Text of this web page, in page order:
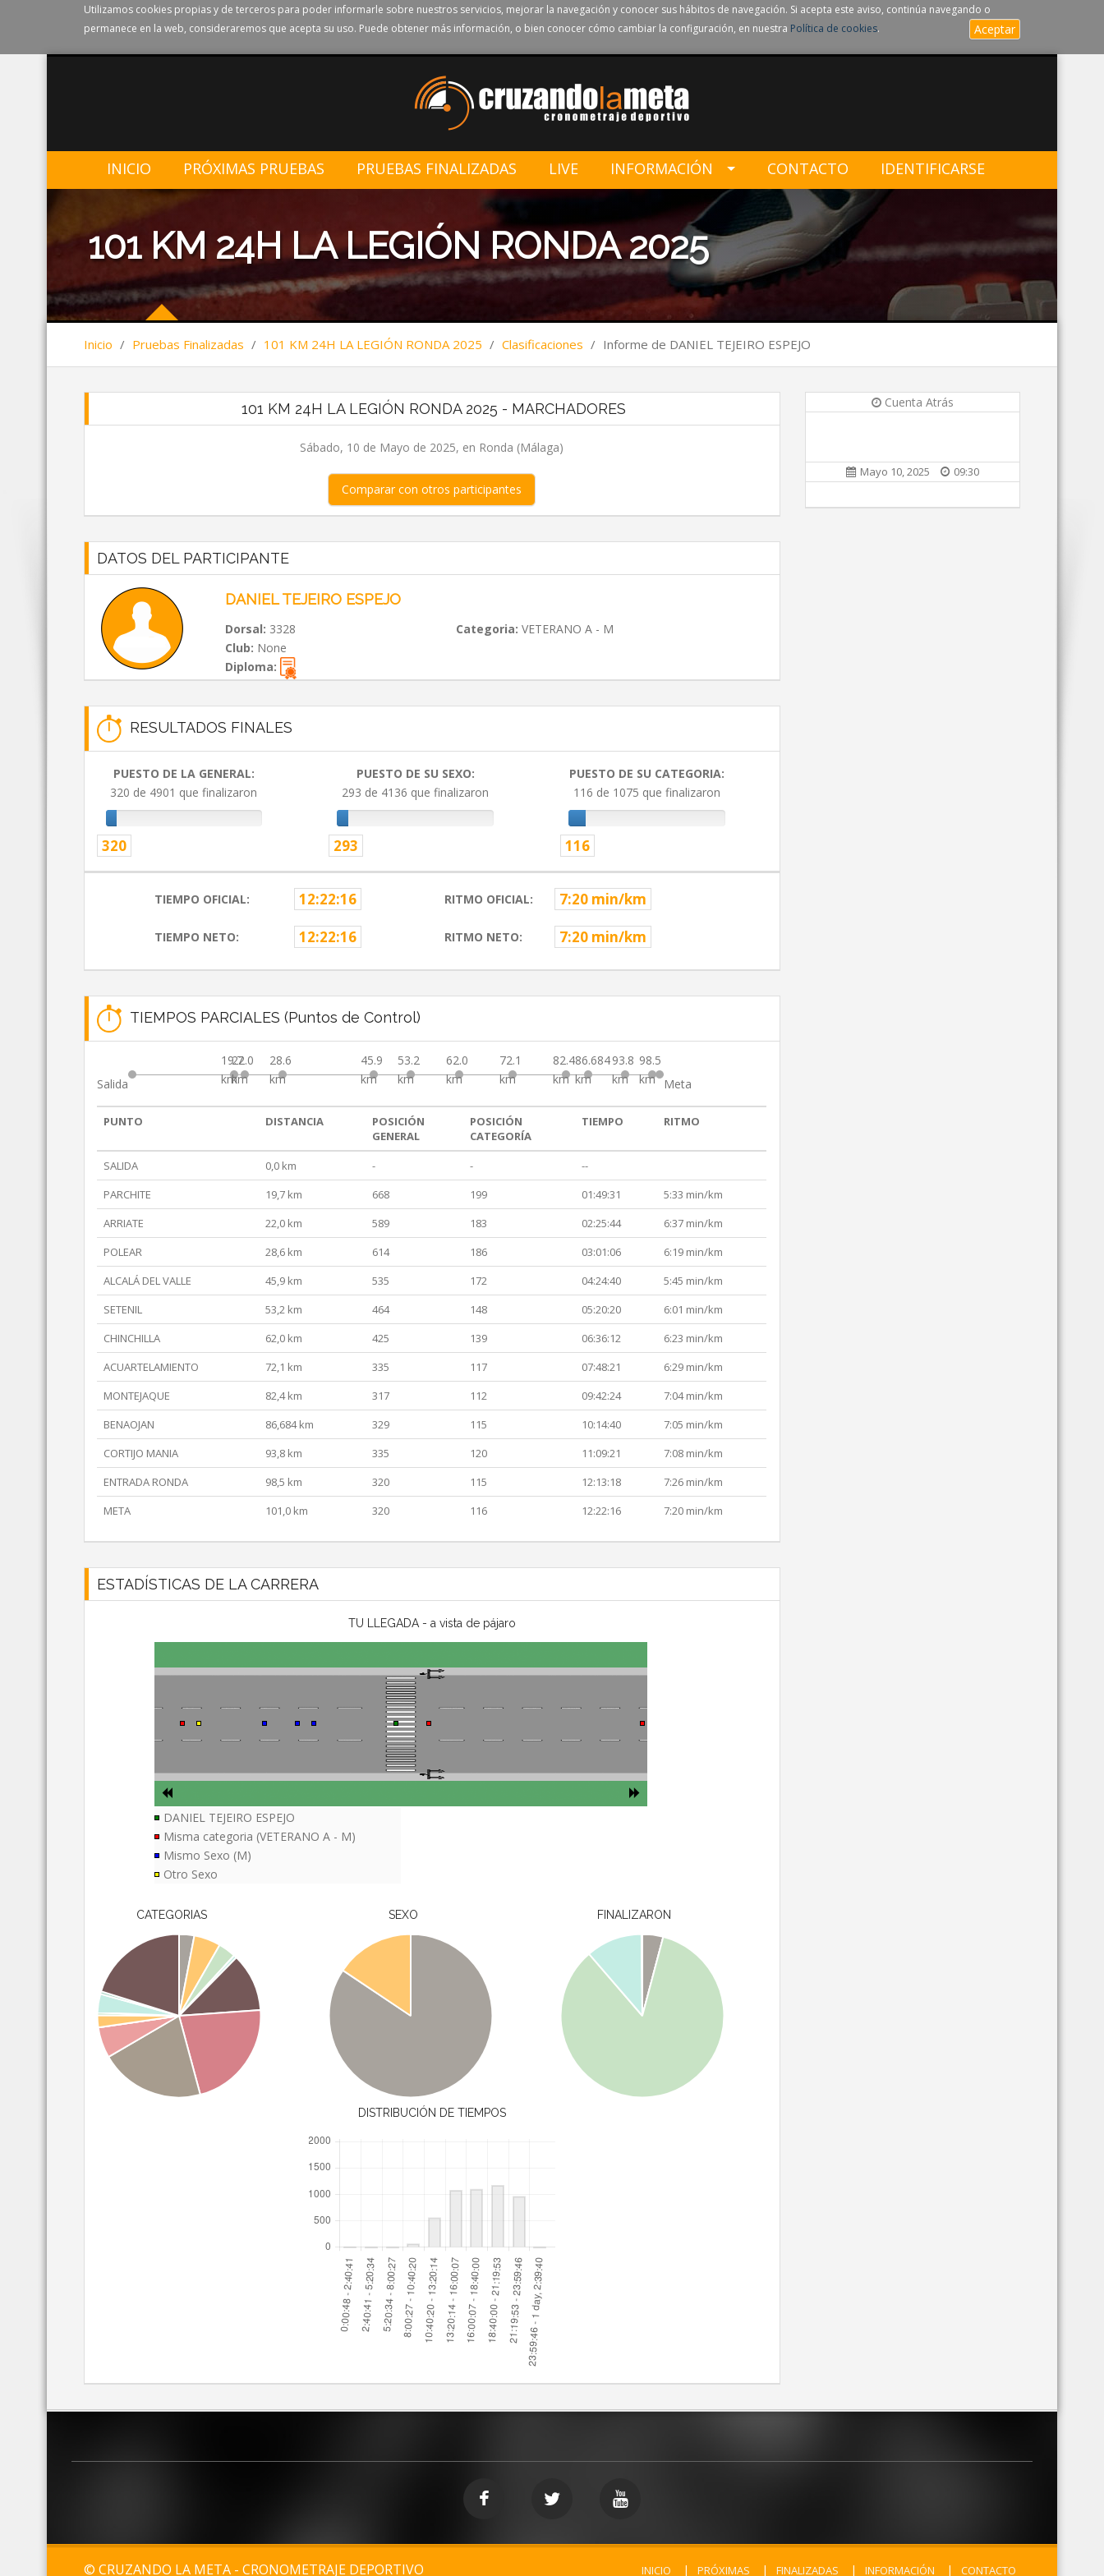
Utilizamos cookies propias y de terceros para poder informarle sobre nuestros servicios, mejorar la navegación y conocer sus hábitos de navegación. Si acepta este aviso, continúa navegando o
permanece en la web, consideraremos que acepta su uso. Puede obtener más información, o bien conocer cómo cambiar la configuración, en nuestra Política de cookies. Aceptar
INICIO PRÓXIMAS PRUEBAS PRUEBAS FINALIZADAS LIVE INFORMACIÓN CONTACTO IDENTIFICARSE
101 KM 24H LA LEGIÓN RONDA 2025
Inicio / Pruebas Finalizadas / 101 KM 24H LA LEGIÓN RONDA 2025 / Clasificaciones / Informe de DANIEL TEJEIRO ESPEJO
101 KM 24H LA LEGIÓN RONDA 2025 - MARCHADORES
Sábado, 10 de Mayo de 2025, en Ronda (Málaga)
Comparar con otros participantes
DATOS DEL PARTICIPANTE
DANIEL TEJEIRO ESPEJO
Dorsal: 3328 Categoria: VETERANO A - M
Club: None
Diploma:
RESULTADOS FINALES
PUESTO DE LA GENERAL:
320 de 4901 que finalizaron
320
PUESTO DE SU SEXO:
293 de 4136 que finalizaron
293
PUESTO DE SU CATEGORIA:
116 de 1075 que finalizaron
116
TIEMPO OFICIAL: 12:22:16 RITMO OFICIAL: 7:20 min/km
TIEMPO NETO: 12:22:16 RITMO NETO: 7:20 min/km
TIEMPOS PARCIALES (Puntos de Control)
Salida
19.7
km
22.0
km
28.6
km
45.9
km
53.2
km
62.0
km
72.1
km
82.4
km
86.684
km
93.8
km
98.5
km Meta
PUNTO DISTANCIA
POSICIÓN
GENERAL
POSICIÓN
CATEGORÍA
TIEMPO RITMO
SALIDA 0,0 km - -
--
PARCHITE
19,7 km 668 199 01:49:31
5:33 min/km
ARRIATE
22,0 km 589 183 02:25:44
6:37 min/km
POLEAR
28,6 km 614 186 03:01:06
6:19 min/km
ALCALÁ DEL VALLE
45,9 km 535 172 04:24:40
5:45 min/km
SETENIL
53,2 km 464 148 05:20:20
6:01 min/km
CHINCHILLA
62,0 km 425 139 06:36:12
6:23 min/km
ACUARTELAMIENTO
72,1 km 335 117 07:48:21
6:29 min/km
MONTEJAQUE
82,4 km 317 112 09:42:24
7:04 min/km
BENAOJAN
86,684 km 329 115 10:14:40
7:05 min/km
CORTIJO MANIA
93,8 km 335 120 11:09:21
7:08 min/km
ENTRADA RONDA
98,5 km 320 115 12:13:18
7:26 min/km
META
101,0 km 320 116 12:22:16 7:20 min/km
ESTADÍSTICAS DE LA CARRERA
TU LLEGADA - a vista de pájaro
DANIEL TEJEIRO ESPEJO
Misma categoria (VETERANO A - M)
Mismo Sexo (M)
Otro Sexo
CATEGORIAS SEXO FINALIZARON
DISTRIBUCIÓN DE TIEMPOS
Cuenta Atrás
Mayo 10, 2025 09:30
© CRUZANDO LA META - CRONOMETRAJE DEPORTIVO INICIO PRÓXIMAS FINALIZADAS INFORMACIÓN CONTACTO